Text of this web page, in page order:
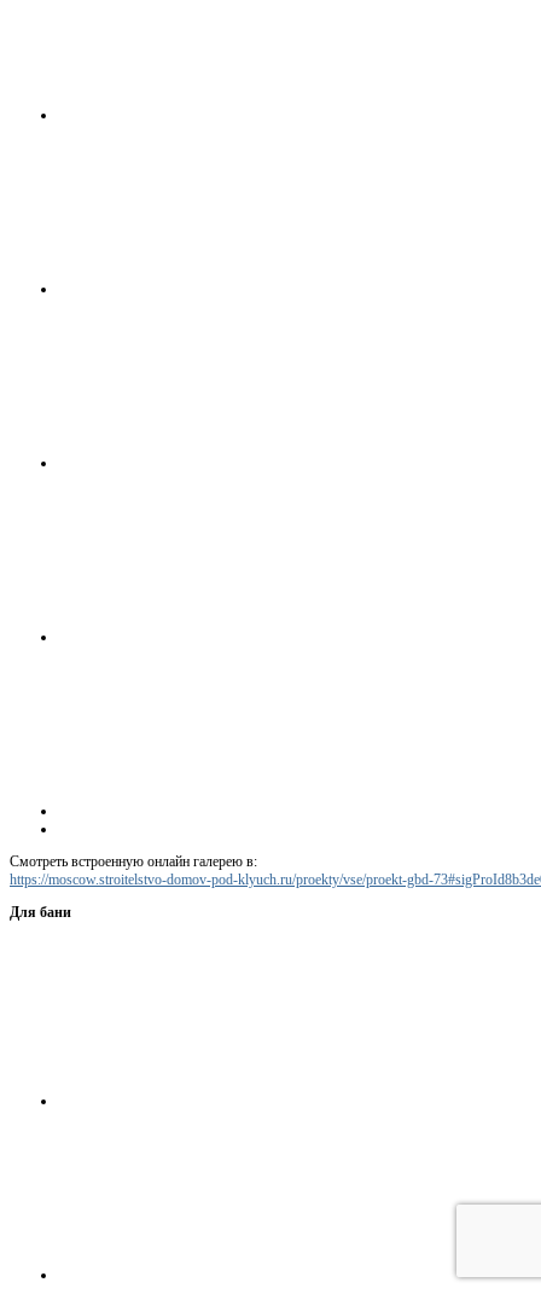
Смотреть встроенную онлайн галерею в:
https://moscow.stroitelstvo-domov-pod-klyuch.ru/proekty/vse/proekt-gbd-
Для бани